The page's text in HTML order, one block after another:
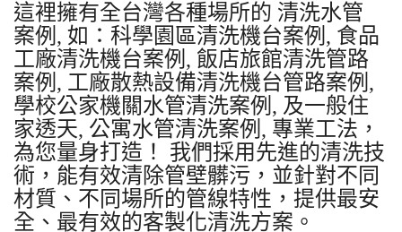
這裡擁有全台灣各種場所的 清洗水管
案例, 如：科學園區清洗機台案例, 食品
工廠清洗機台案例, 飯店旅館清洗管路
案例, 工廠散熱設備清洗機台管路案例,
學校公家機關水管清洗案例, 及一般住
家透天, 公寓水管清洗案例, 專業工法，
為您量身打造！ 我們採用先進的清洗技
術，能有效清除管壁髒污，並針對不同
材質、不同場所的管線特性，提供最安
全、最有效的客製化清洗方案。